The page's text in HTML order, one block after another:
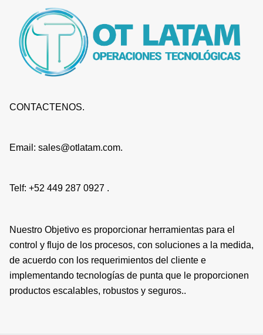
CONTACTENOS.
Email: sales@otlatam.com.
Telf: +52 449 287 0927 .
Nuestro Objetivo es proporcionar herramientas para el
control y flujo de los procesos, con soluciones a la medida,
de acuerdo con los requerimientos del cliente e
implementando tecnologías de punta que le proporcionen
productos escalables, robustos y seguros..